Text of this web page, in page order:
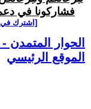
فشاركونا في
[اشترك في
الحوار المتمدن
الموقع الرئيسي